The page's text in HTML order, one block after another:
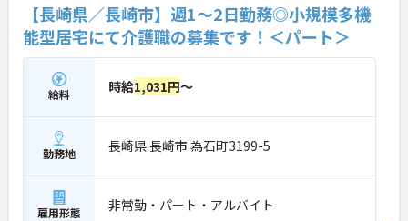
【長崎県／長崎市】週1～2日勤務◎小規模多機
能型居宅にて介護職の募集です！＜パート＞
給料 時給1,031円～
勤務地 長崎県 長崎市 為石町3199-5
雇用形態 非常勤・パート・アルバイト